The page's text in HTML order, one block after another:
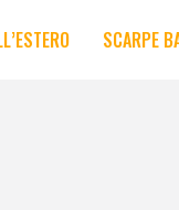
SCARPE